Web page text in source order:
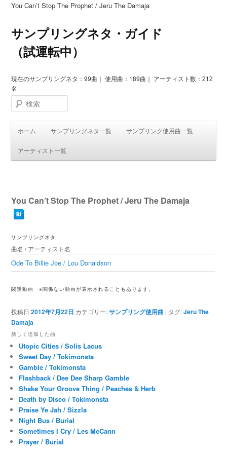
You Can’t Stop The Prophet / Jeru The Damaja
サンプリングネタ・ガイド
（試運転中）
現在のサンプリングネタ：99曲｜ 使用曲：189曲｜ アーティスト数：212
名
検索
ホーム サンプリングネタ一覧 サンプリング使用曲一覧
アーティスト一覧
You Can’t Stop The Prophet / Jeru The Damaja
サンプリングネタ
曲名 / アーティスト名
Ode To Billie Joe / Lou Donaldson
関連動画※関係ない動画が表示されることもあります。
投稿日:2012年7月22日 カテゴリー:サンプリング使用曲 | タグ:Jeru The
Damaja
新しく追加した曲
Utopic Cities / Solis Lacus
Sweet Day / Tokimonsta
Gamble / Tokimonsta
Flashback / Dee Dee Sharp Gamble
Shake Your Groove Thing / Peaches & Herb
Death by Disco / Tokimonsta
Praise Ye Jah / Sizzla
Night Bus / Burial
Sometimes I Cry / Les McCann
Prayer / Burial